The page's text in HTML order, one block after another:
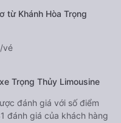
từ Khánh Hòa Trọng
vé
Trọng Thủy Limousine
đánh giá với số điểm
đánh giá của khách hàng